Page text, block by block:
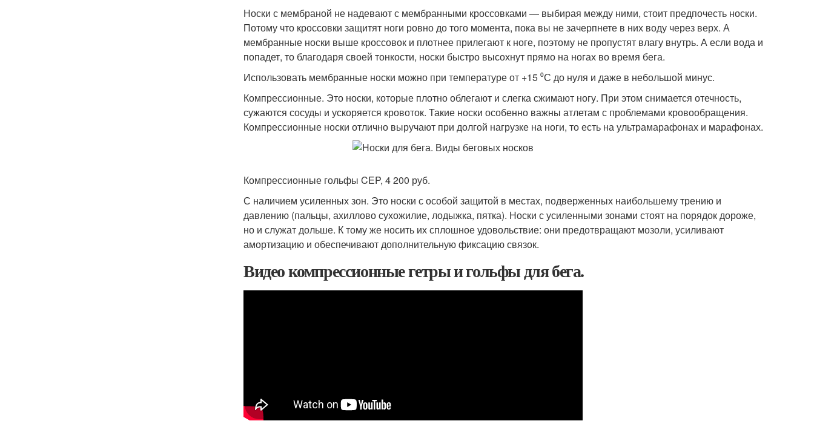
Носки с мембраной не надевают с мембранными кроссовками — выбирая между ними, стоит предпочесть носки.
Потому что кроссовки защитят ноги ровно до того момента, пока вы не зачерпнете в них воду через верх. А
мембранные носки выше кроссовок и плотнее прилегают к ноге, поэтому не пропустят влагу внутрь. А если вода и
попадет, то благодаря своей тонкости, носки быстро высохнут прямо на ногах во время бега.
Использовать мембранные носки можно при температуре от +15 ⁰С до нуля и даже в небольшой минус.
Компрессионные. Это носки, которые плотно облегают и слегка сжимают ногу. При этом снимается отечность,
сужаются сосуды и ускоряется кровоток. Такие носки особенно важны атлетам с проблемами кровообращения.
Компрессионные носки отлично выручают при долгой нагрузке на ноги, то есть на ультрамарафонах и марафонах.
Компрессионные гольфы CEP, 4 200 руб.
С наличием усиленных зон. Это носки с особой защитой в местах, подверженных наибольшему трению и
давлению (пальцы, ахиллово сухожилие, лодыжка, пятка). Носки с усиленными зонами стоят на порядок дороже,
но и служат дольше. К тому же носить их сплошное удовольствие: они предотвращают мозоли, усиливают
амортизацию и обеспечивают дополнительную фиксацию связок.
Видео компрессионные гетры и гольфы для бега.